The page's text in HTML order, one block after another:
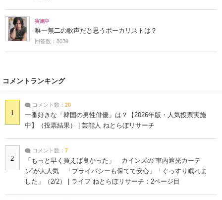
実施中
唯一無二の歌声だと思うボーカリストは？
回答数：8039
コメントランキング
1
コメント数： 20
一番好きな「韓国の男性俳優」は？【2026年版・人気投票実施
中】（投票結果） | 芸能人 ねとらぼリサーチ
2
コメント数： 7
「もっと早く買えば良かった」 カインズの“車内遮光カーテ
ン”が大人気 「プライバシーも保てて安心」「ぐっすり眠れま
した」（2/2） | ライフ ねとらぼリサーチ：2ページ目